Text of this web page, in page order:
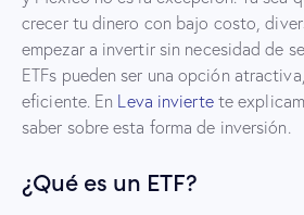
crecer tu dinero con bajo costo,
empezar a invertir sin necesidad de
ETFs pueden ser una opción
eficiente. En Leva inviertete
saber sobre esta forma de inversión.
¿Qué es un ETF?